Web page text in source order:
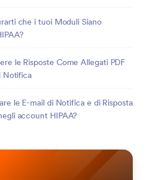
che i tuoi Moduli Siano
le Risposte Come Allegati PDF
Notifica
le E-mail di Notifica e di Risposta
account HIPAA?